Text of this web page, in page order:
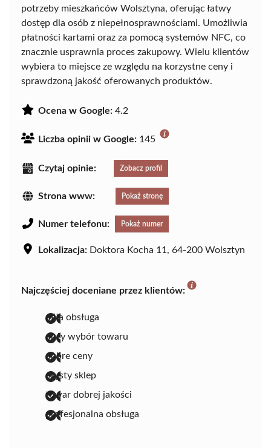
potrzeby mieszkańców Wolsztyna, oferując łatwy
dostęp dla osób z niepełnosprawnościami. Umożliwia
płatności kartami oraz za pomocą systemów NFC, co
znacznie usprawnia proces zakupowy. Wielu klientów
wybiera to miejsce ze względu na korzystne ceny i
sprawdzoną jakość oferowanych produktów.
Ocena w Google: 4.2
Liczba opinii w Google: 145
Czytaj opinie: Zobacz profil
Strona www: Pokaż stronę
Numer telefonu: Pokaż numer
Lokalizacja: Doktora Kocha 11, 64-200 Wolsztyn
Najczęściej doceniane przez klientów:
miła obsługa
duży wybór towaru
dobre ceny
czysty sklep
towar dobrej jakości
profesjonalna obsługa